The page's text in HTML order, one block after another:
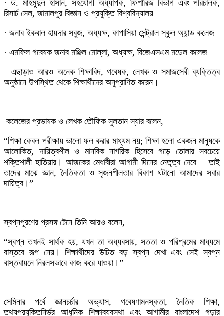
· ড. মাহমুদুল হাসান, সহযোগী অধ্যাপক, ফিশারিজ বিভাগ এবং পরিচালক,
রিসার্চ সেল, জামালপুর বিজ্ঞান ও প্রযুক্তি বিশ্ববিদ্যালয়
· জনাব ইকবাল হায়দার সবুজ, অধ্যক্ষ, কাপাসিয়া সেন্ট্রাল স্কুল অ্যান্ড কলেজ
· এমফিল গবেষক জনাব মঞ্জিল মোল্লা, অধ্যক্ষ, বিজেএসএম মডেল কলেজ
এছাড়াও আরও অনেক শিক্ষাবিদ, গবেষক, লেখক ও সমাজসেবী ব্যক্তিত্ব
অনুষ্ঠানে উপস্থিত থেকে শিক্ষার্থীদের অনুপ্রাণিত করেন।
কলেজের প্রভাষক ও লেখক তৌফিক সুলতান স্যার বলেন,
“শিক্ষা কেবল পরীক্ষায় ভালো ফল করার মাধ্যম নয়; শিক্ষা হলো একজন মানুষকে
আলোকিত, দায়িত্বশীল ও মানবিক নাগরিক হিসেবে গড়ে তোলার সবচেয়ে
শক্তিশালী হাতিয়ার। আজকের মেধাবীরা আগামী দিনের নেতৃত্ব দেবে— তাই
তাদের মাঝে জ্ঞান, নৈতিকতা ও সৃজনশীলতার বিকাশ ঘটানো আমাদের সবার
দায়িত্ব।”
স্বপ্নপূরণের প্রসঙ্গ টেনে তিনি আরও বলেন,
“স্বপ্ন তখনই সার্থক হয়, যখন তা অধ্যবসায়, সততা ও পরিশ্রমের মাধ্যমে
বাস্তবে রূপ নেয়। শিক্ষার্থীদের উচিত বড় স্বপ্ন দেখা এবং সেই স্বপ্ন
বাস্তবায়নে নিরলসভাবে কাজ করে যাওয়া।”
সেমিনার পর্বে জ্ঞানচর্চার অভ্যাস, গবেষণামনস্কতা, নৈতিক শিক্ষা,
তথ্যপ্রযুক্তিনির্ভর আধুনিক শিক্ষাব্যবস্থা এবং আগামীর বাংলাদেশ গড়ার